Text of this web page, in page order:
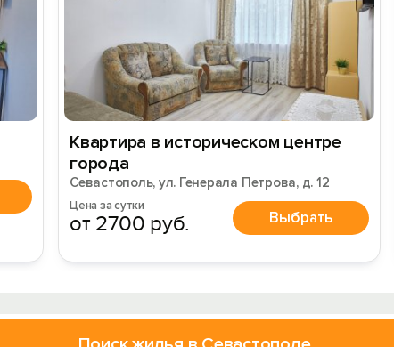
Квартира в историческом центре
города
Севастополь, ул. Генерала Петрова, д. 12
Цена за сутки
от 2700 руб. Выбрать